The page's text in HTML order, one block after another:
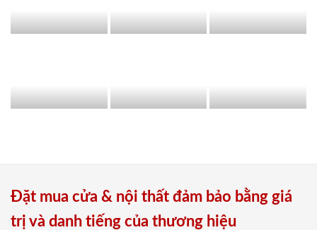
Đặt mua cửa & nội thất đảm bảo bằng giá
trị và danh tiếng của thương hiệu